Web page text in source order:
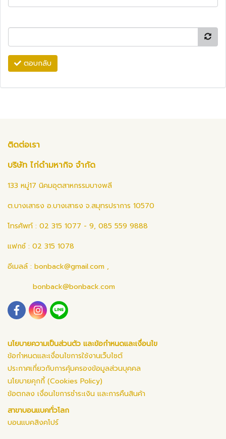
ตอบกลับ
ติดต่อเรา
บริษัท ไก่ดำมหากิจ จำกัด
133 หมู่17 นิคมอุตสาหกรรมบางพลี
ต.บางเสาธง อ.บางเสาธง จ.สมุทรปราการ 10570
โทรศัพท์ : 02 315 1077 - 9, 085 559 9888
แฟกซ์ : 02 315 1078
อีเมลล์ : bonback@gmail.com ,
bonback@bonback.com
นโยบายความเป็นส่วนตัว และข้อกำหนดและเงื่อนไข
ข้อกำหนดและเงื่อนไขการใช้งานเว็บไซต์
ประกาศเกี่ยวกับการคุ้มครองข้อมูลส่วนบุคคล
นโยบายคุกกี้ (Cookies Policy)
ข้อตกลง เงื่อนไขการชำระเงิน และการคืนสินค้า
สาขาบอนแบคทั่วโลก
บอนแบคสิงคโปร์